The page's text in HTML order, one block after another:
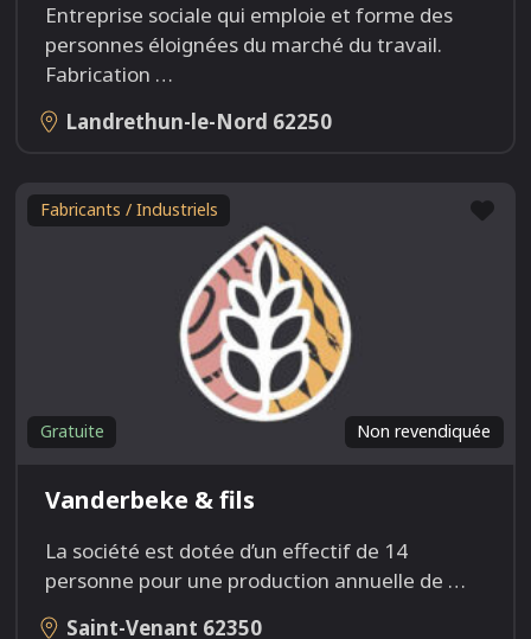
Entreprise sociale qui emploie et forme des
personnes éloignées du marché du travail.
Fabrication …
Landrethun-le-Nord 62250
Fabricants / Industriels
Non revendiquée
Gratuite
Vanderbeke & fils
La société est dotée d’un effectif de 14
personne pour une production annuelle de …
Saint-Venant 62350